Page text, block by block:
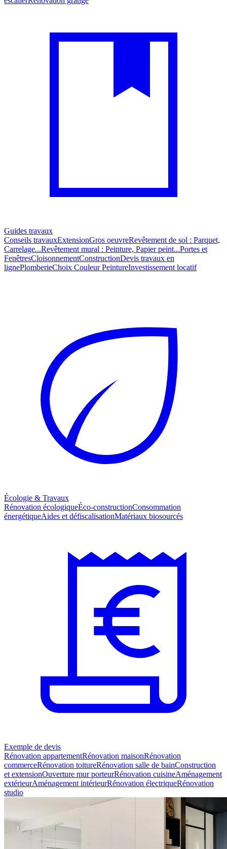
Guides travaux
Conseils travauxExtensionGros oeuvreRevêtement de sol : Parquet,
Carrelage...Revêtement mural : Peinture, Papier peint...Portes et
FenêtresCloisonnementConstructionDevis travaux en
lignePlomberieChoix Couleur PeintureInvestissement locatif
Écologie & Travaux
Rénovation écologiqueÉco-constructionConsommation
énergétiqueAides et défiscalisationMatériaux biosourcés
Exemple de devis
Rénovation appartementRénovation maisonRénovation
commerceRénovation toitureRénovation salle de bainConstruction
et extensionOuverture mur porteurRénovation cuisineAménagement
extérieurAménagement intérieurRénovation électriqueRénovation
studio